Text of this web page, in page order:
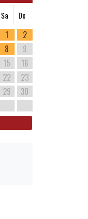
Sa Do
1
2
8
9
15
16
22
23
29
30